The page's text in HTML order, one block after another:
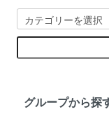
グループから探